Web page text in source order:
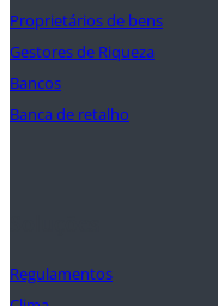
Proprietários de bens
Gestores de Riqueza
Bancos
Banca de retalho
Regulamentos